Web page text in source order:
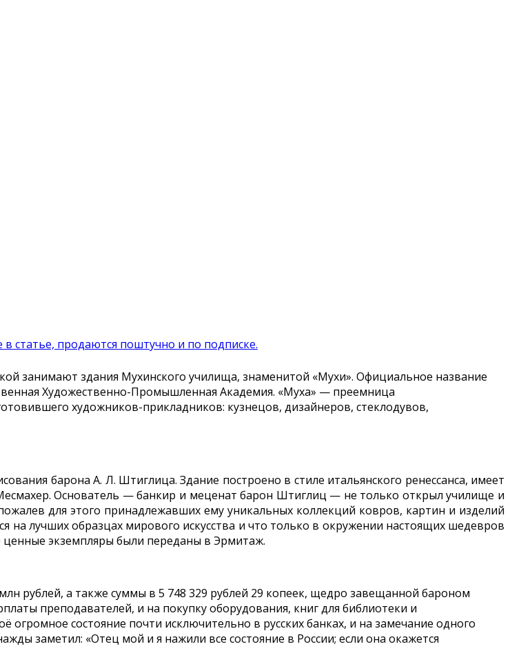
статье, продаются поштучно и по подписке.
занимают здания Мухинского училища, знаменитой «Мухи». Официальное название
Художественно-Промышленная Академия. «Муха» — преемница
художников-прикладников: кузнецов, дизайнеров, стеклодувов,
барона А. Л. Штиглица. Здание построено в стиле итальянского ренессанса, имеет
Основатель — банкир и меценат барон Штиглиц — не только открыл училище и
для этого принадлежавших ему уникальных коллекций ковров, картин и изделий
на лучших образцах мирового искусства и что только в окружении настоящих шедевров
экземпляры были переданы в Эрмитаж.
рублей, а также суммы в 5 748 329 рублей 29 копеек, щедро завещанной бароном
преподавателей, и на покупку оборудования, книг для библиотеки и
состояние почти исключительно в русских банках, и на замечание одного
заметил: «Отец мой и я нажили все состояние в России; если она окажется